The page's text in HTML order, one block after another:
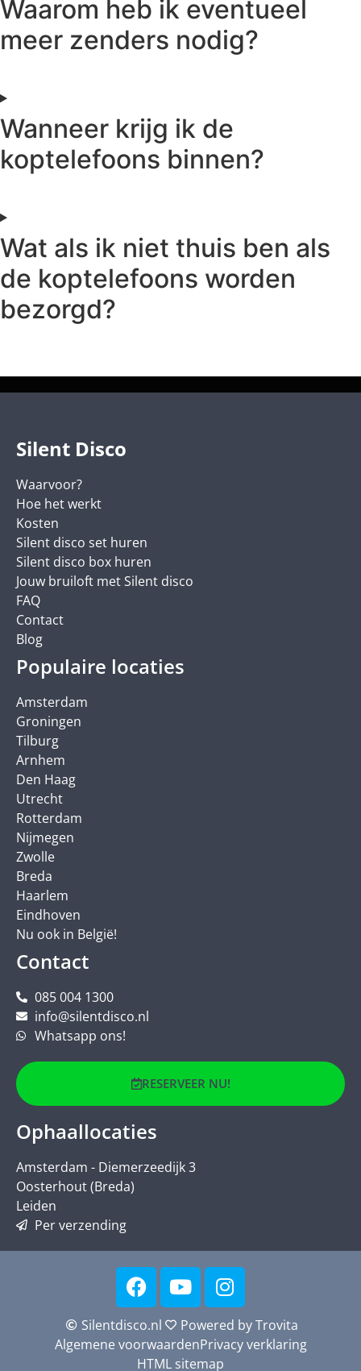
Waarom heb ik eventueel
meer zenders nodig?
Wanneer krijg ik de
koptelefoons binnen?
Wat als ik niet thuis ben als
de koptelefoons worden
bezorgd?
Silent Disco
Waarvoor?
Hoe het werkt
Kosten
Silent disco set huren
Silent disco box huren
Jouw bruiloft met Silent disco
FAQ
Contact
Blog
Populaire locaties
Amsterdam
Groningen
Tilburg
Arnhem
Den Haag
Utrecht
Rotterdam
Nijmegen
Zwolle
Breda
Haarlem
Eindhoven
Nu ook in België!
Contact
085 004 1300
info@silentdisco.nl
Whatsapp ons!
RESERVEER NU!
Ophaallocaties
Amsterdam - Diemerzeedijk 3
Oosterhout (Breda)
Leiden
Per verzending
Silentdisco.nl
Powered by Trovita
Algemene voorwaardenPrivacy verklaring
HTML sitemap